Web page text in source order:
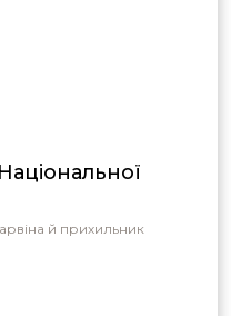
й прихильник